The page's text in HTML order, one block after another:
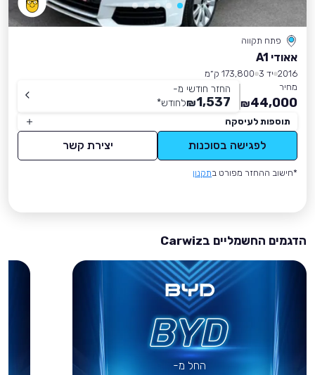
פתח תקווה
אאודי A1
2016 יד 3
173,800 ק״מ
מחיר
44,000
₪
החזר חודשי מ-
1,537
₪לחודש*
תוספות לעיסקה
לפגישה בסוכנות יצירת קשר
*חישוב ההחזר מפורט בתקנון
הדגמים החשמליים בCarwiz
החל מ-